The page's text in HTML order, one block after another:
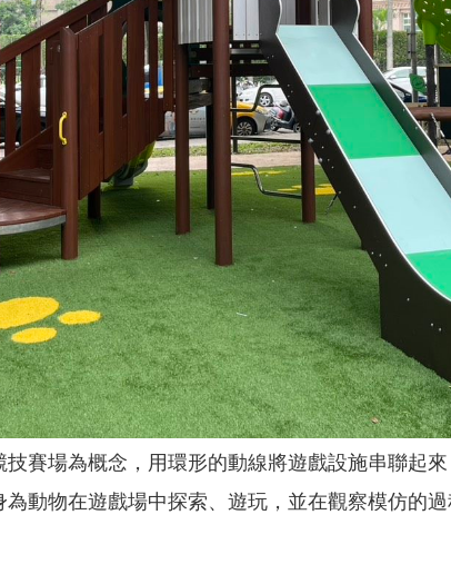
賽場為概念，用環形的動線將遊戲設施串聯起
動物在遊戲場中探索、遊玩，並在觀察模仿的